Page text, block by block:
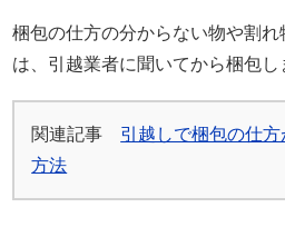
梱包の仕方の分からない物や割
は、引越業者に聞いてから梱包し
関連記事 引越しで梱包の仕
方法